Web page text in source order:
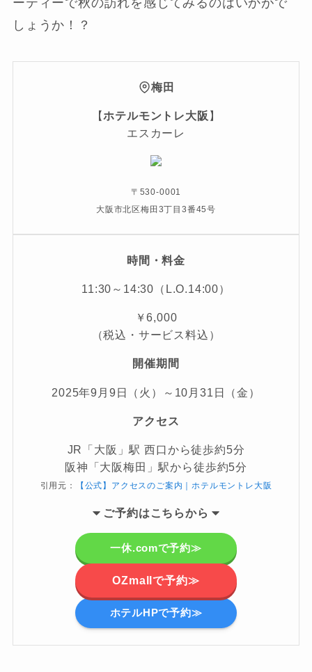
ーティーで秋の訪れを感じてみるのはいかがで
しょうか！？
梅田
【ホテルモントレ大阪 】
エスカーレ
〒530-0001
大阪市北区梅田3丁目3番45号
時間・料金
11:30～14:30（L.O.14:00）
￥6,000
（税込・サービス料込）
開催期間
2025年9月9日（火）～10月31日（金）
アクセス
JR「大阪」駅 西口から徒歩約5分
阪神「大阪梅田」駅から徒歩約5分
引用元： 【公式】アクセスのご案内｜ホテルモントレ大阪
ご予約はこちらから
一休.comで予約≫
OZmallで予約≫
ホテルHPで予約≫